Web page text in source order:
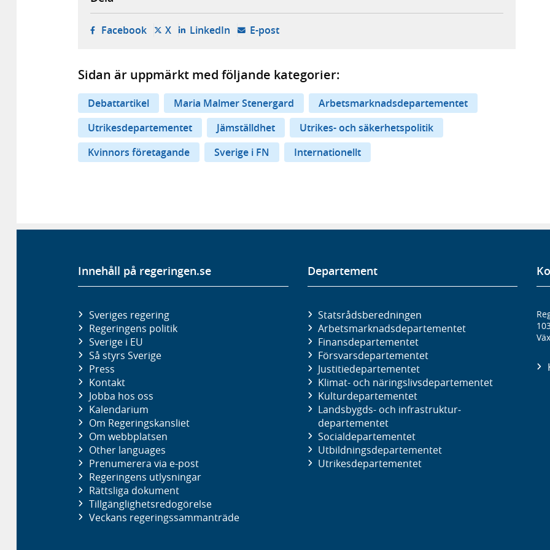
Facebook- öppnas i ny flik, extern webbplats,
X- öppnas i ny flik, extern webbplats,
LinkedIn- öppnas i ny flik, extern webbplats,
E-post- öppnar din e-postklient,
Sidan är uppmärkt med följande kategorier:
Debattartikel Maria Malmer Stenergard
Arbetsmarknadsdepartementet
Utrikesdepartementet
Jämställdhet
Utrikes- och säkerhetspolitik
Kvinnors företagande
Sverige i FN Internationellt
Innehåll på regeringen.se
Sveriges regering
Regeringens politik
Sverige i EU
Så styrs Sverige
Press
Kontakt
Jobba hos oss
Kalendarium
Om Regeringskansliet
Om webbplatsen
Other languages
Prenumerera via e-post
Regeringens utlysningar
Rättsliga dokument
Tillgänglighetsredogörelse
Veckans regeringssammanträde
Departement
Statsrådsberedningen
Arbetsmarknads­departementet
Finans­departementet
Försvars­departementet
Justitie­departementet
Klimat- och näringslivs­departementet
Kultur­departementet
Landsbygds- och infrastruktur­
departementet
Social­departementet
Utbildnings­departementet
Utrikes­departementet